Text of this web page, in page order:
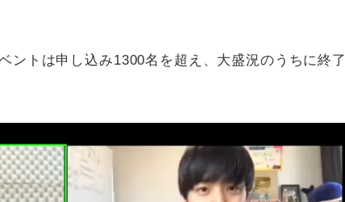
ントは申し込み1300名を超え、大盛況のうちに終了